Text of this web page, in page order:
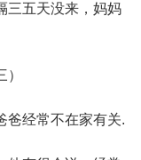
三五天没来，妈妈
经常不在家有关.